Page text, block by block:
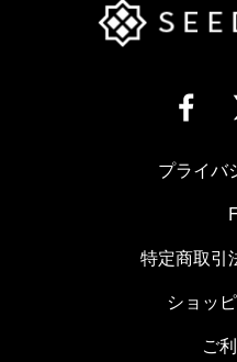
プライバ
特定商取引
ショッ
ご